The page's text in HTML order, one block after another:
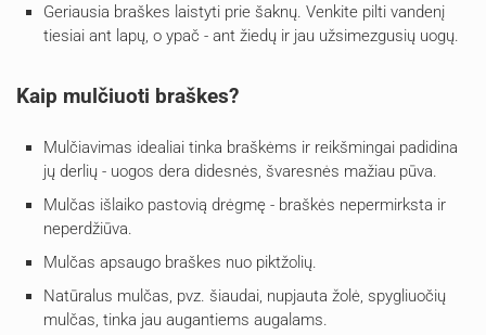
Geriausia braškes laistyti prie šaknų. Venkite pilti vandenį
tiesiai ant lapų, o ypač - ant žiedų ir jau užsimezgusių uogų.
Kaip mulčiuoti braškes?
Mulčiavimas idealiai tinka braškėms ir reikšmingai padidina
jų derlių - uogos dera didesnės, švaresnės mažiau pūva.
Mulčas išlaiko pastovią drėgmę - braškės nepermirksta ir
neperdžiūva.
Mulčas apsaugo braškes nuo piktžolių.
Natūralus mulčas, pvz. šiaudai, nupjauta žolė, spygliuočių
mulčas, tinka jau augantiems augalams.